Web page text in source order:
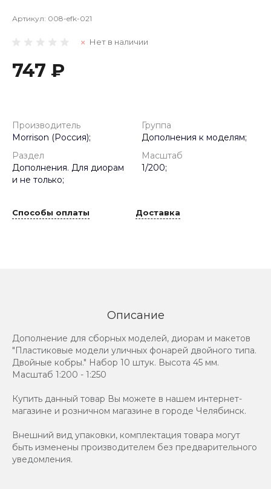
Артикул: 008-efk-021
Нет в наличии
747 ₽
Производитель
Morrison (Россия);
Группа
Дополнения к моделям;
Раздел
Дополнения. Для диорам
и не только;
Масштаб
1/200;
Способы оплаты Доставка
Описание
Дополнение для сборных моделей, диорам и макетов
"Пластиковые модели уличных фонарей двойного типа.
Двойные кобры." Набор 10 штук. Высота 45 мм.
Масштаб 1:200 - 1:250
Купить данный товар Вы можете в нашем интернет-
магазине и розничном магазине в городе Челябинск.
Внешний вид упаковки, комплектация товара могут
быть изменены производителем без предварительного
уведомления.